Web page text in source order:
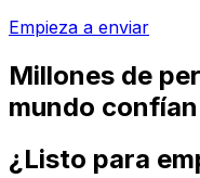
Empieza a enviar
Millones de
mundo
¿Listo para